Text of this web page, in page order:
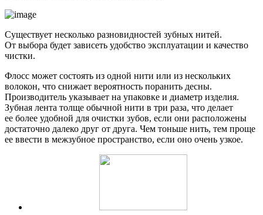
Существует несколько разновидностей зубных нитей.
От выбора будет зависеть удобство эксплуатации и качество
чистки.
Флосс может состоять из одной нити или из нескольких
волокон, что снижает вероятность поранить десны.
Производитель указывает на упаковке и диаметр изделия.
Зубная лента толще обычной нити в три раза, что делает
ее более удобной для очистки зубов, если они расположены
достаточно далеко друг от друга. Чем тоньше нить, тем проще
ее ввести в межзубное пространство, если оно очень узкое.